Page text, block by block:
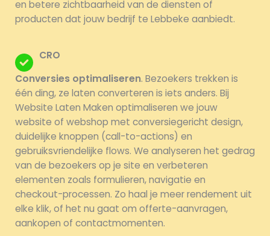
en betere zichtbaarheid van de diensten of
producten dat jouw bedrijf te Lebbeke aanbiedt.
CRO
Conversies optimaliseren. Bezoekers trekken is
één ding, ze laten converteren is iets anders. Bij
Website Laten Maken optimaliseren we jouw
website of webshop met conversiegericht design,
duidelijke knoppen (call-to-actions) en
gebruiksvriendelijke flows. We analyseren het gedrag
van de bezoekers op je site en verbeteren
elementen zoals formulieren, navigatie en
checkout-processen. Zo haal je meer rendement uit
elke klik, of het nu gaat om offerte-aanvragen,
aankopen of contactmomenten.